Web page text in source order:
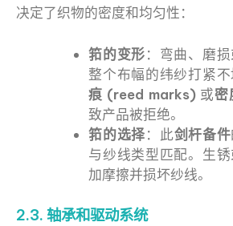
决定了织物的密度和均匀性：
筘的变形：弯曲、磨
整个布幅的纬纱打紧
痕 (reed marks)或密
致产品被拒绝。
筘的选择：此剑杆备件
与纱线类型匹配。生
加摩擦并损坏纱线。
2.3. 轴承和驱动系统